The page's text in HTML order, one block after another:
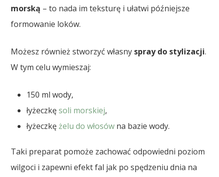
morską – to nada im teksturę i ułatwi późniejsze
formowanie loków.
Możesz również stworzyć własny spray do stylizacji.
W tym celu wymieszaj:
150 ml wody,
łyżeczkęsoli morskiej,
łyżeczkężelu do włosów na bazie wody.
Taki preparat pomoże zachować odpowiedni poziom
wilgoci i zapewni efekt fal jak po spędzeniu dnia na